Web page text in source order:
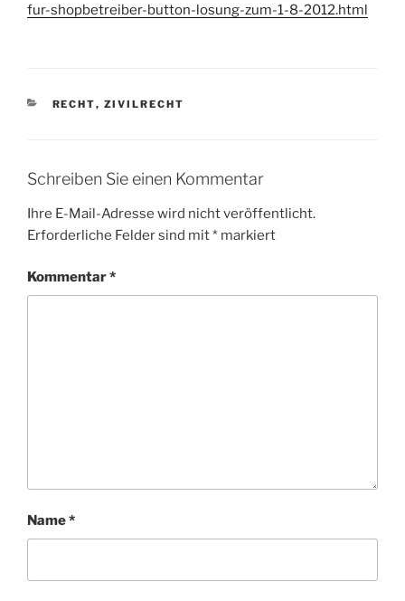
fur-shopbetreiber-button-losung-zum-1-8-2012.html
KATEGORIEN
RECHT, ZIVILRECHT
Schreiben Sie einen Kommentar
Ihre E-Mail-Adresse wird nicht veröffentlicht.
Erforderliche Felder sind mit* markiert
Kommentar*
Name*